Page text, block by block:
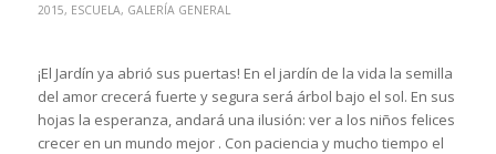
2015, ESCUELA, GALERÍA GENERAL
¡El Jardín ya abrió sus puertas! En el jardín de la vida la semilla
del amor crecerá fuerte y segura será árbol bajo el sol. En sus
hojas la esperanza, andará una ilusión: ver a los niños felices
crecer en un mundo mejor . Con paciencia y mucho tiempo el